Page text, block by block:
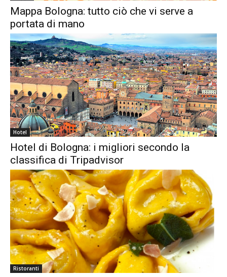
Mappa Bologna: tutto ciò che vi serve a
portata di mano
Hotel
Hotel di Bologna: i migliori secondo la
classifica di Tripadvisor
Ristoranti